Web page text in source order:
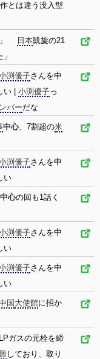
とは違う没入型
」 日本凱旋の21
渕優子さんを中
い | 小渕優子っ
バーだな
中心、7割超の米
渕優子さんを中
い
中心の回も1話く
渕優子さんを中
い
渕優子さんを中
い
国 大使館に招か
ガスの元栓を締
しており、取り